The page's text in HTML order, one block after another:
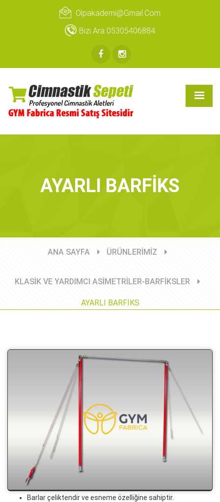
Olpakademi@gmail.com
Bizi Ara 05305406884
AYARLI BARFİKS
ANA SAYFA ÜRÜNLERİMİZ
KLASİK VE YARDIMCI ASİMETRİLER-BARFİKSLER
AYARLI BARFİKS
Barlar çeliktendir ve esneme özelliğine sahiptir.